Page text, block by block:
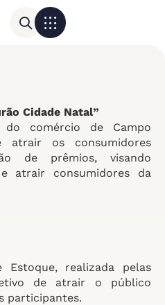
Cidade Natal”
comércio de Campo
atrair os consumidores
de prêmios, visando
atrair consumidores da
realizada pelas
de atrair o público
participantes.